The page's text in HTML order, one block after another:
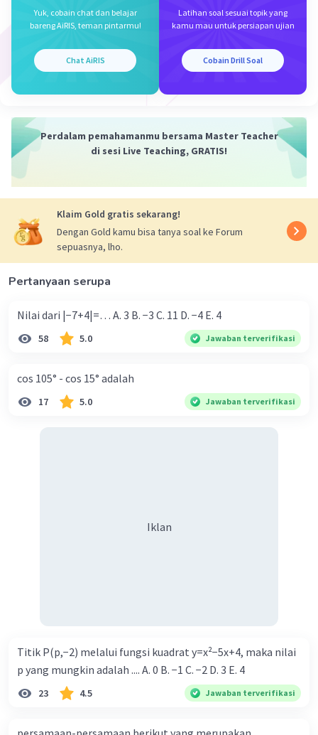
Yuk, cobain chat dan belajar
bareng AiRIS, teman pintarmu!
Chat AiRIS
Latihan soal sesuai topik yang
kamu mau untuk persiapan ujian
Cobain Drill Soal
Perdalam pemahamanmu bersama Master Teacher
di sesi Live Teaching, GRATIS!
Klaim Gold gratis sekarang!
Dengan Gold kamu bisa tanya soal ke Forum
sepuasnya, lho.
Pertanyaan serupa
Nilai dari |−7+4|=… A. 3 B. −3 C. 11 D. −4 E. 4
58 5.0 Jawaban terverifikasi
cos 105° - cos 15° adalah
17 5.0 Jawaban terverifikasi
Iklan
Titik P(p,−2) melalui fungsi kuadrat y=x²−5x+4, maka nilai
p yang mungkin adalah .... A. 0 B. −1 C. −2 D. 3 E. 4
23 4.5 Jawaban terverifikasi